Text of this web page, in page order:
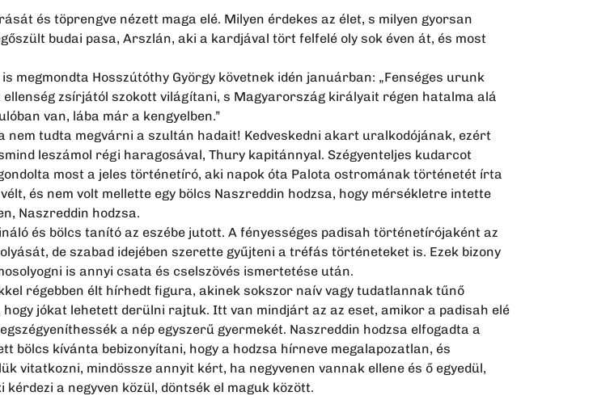
és töprengve nézett maga elé. Milyen érdekes az élet, s milyen gyorsan
budai pasa, Arszlán, aki a kardjával tört felfelé oly sok éven át, és most
megmondta Hosszútóthy György követnek idén januárban: „Fenséges urunk
zsírjától szokott világítani, s Magyarország királyait régen hatalma alá
van, lába már a kengyelben.”
nem tudta megvárni a szultán hadait! Kedveskedni akart uralkodójának, ezért
leszámol régi haragosával, Thury kapitánnyal. Szégyenteljes kudarcot
most a jeles történetíró, aki napok óta Palota ostromának történetét írta
és nem volt mellette egy bölcs Naszreddin hodzsa, hogy mérsékletre intette
Naszreddin hodzsa.
és bölcs tanító az eszébe jutott. A fényességes padisah történetírójaként az
de szabad idejében szerette gyűjteni a tréfás történeteket is. Ezek bizony
is annyi csata és cselszövés ismertetése után.
régebben élt hírhedt figura, akinek sokszor naív vagy tudatlannak tűnő
jókat lehetett derülni rajtuk. Itt van mindjárt az az eset, amikor a padisah elé
a nép egyszerű gyermekét. Naszreddin hodzsa elfogadta a
bölcs kívánta bebizonyítani, hogy a hodzsa hírneve megalapozatlan, és
vitatkozni, mindössze annyit kért, ha negyvenen vannak ellene és ő egyedül,
a negyven közül, döntsék el maguk között.